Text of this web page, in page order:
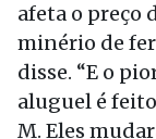
afeta o preço
minério de
disse. “E o
aluguel é
M. Eles